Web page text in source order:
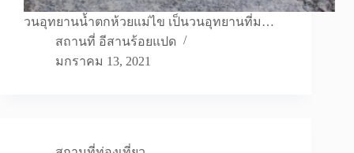
วนอุทยานน้ำตกห้วยแม่ไข เป็นวนอุทยานที่ม…
สถานที่ อีสานร้อยแปด
มกราคม 13, 2021